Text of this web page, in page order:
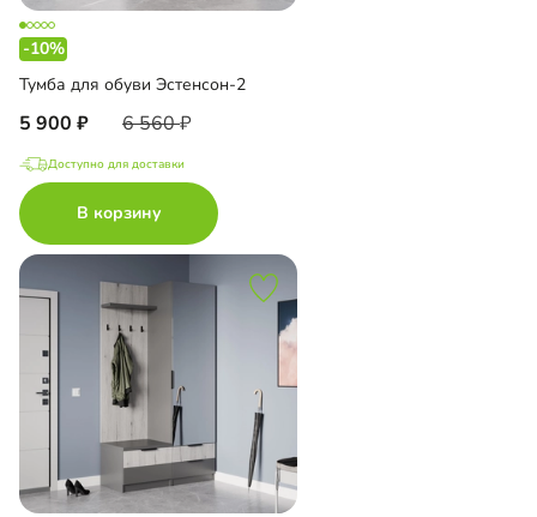
-10%
Тумба для обуви Эстенсон-2
5 900 6 560
Доступно для доставки
В корзину